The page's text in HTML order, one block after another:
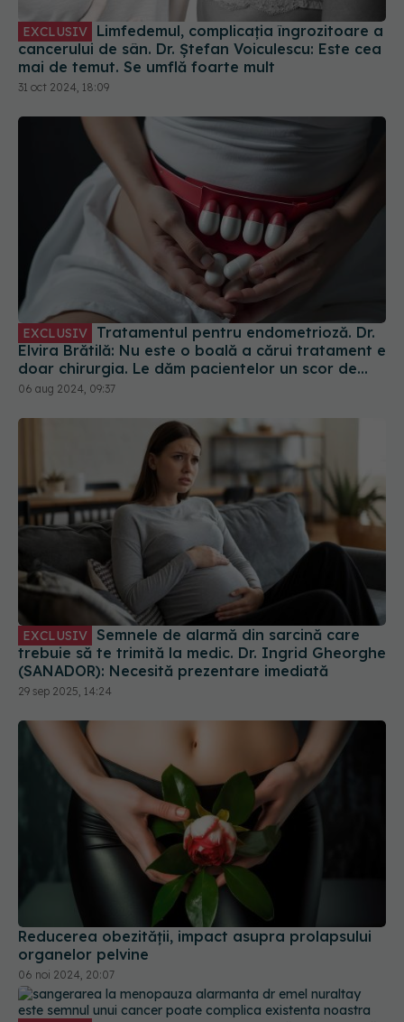
cancerului de sân. Dr. Ștefan Voiculescu: Este cea
mai de temut. Se umflă foarte mult
31 oct 2024, 18:09
EXCLUSIV
Elvira Brătilă: Nu este o boală a cărui tratament e
doar chirurgia. Le dăm pacientelor un scor de
fertilitate
06 aug 2024, 09:37
EXCLUSIV Semnele de alarmă din sarcină care
trebuie să te trimită la medic. Dr. Ingrid Gheorghe
(SANADOR): Necesită prezentare imediată
29 sep 2025, 14:24
Reducerea obezității, impact asupra prolapsului
organelor pelvine
06 noi 2024, 20:07
EXCLUSIV Sângerarea la menopauză, alarmantă.
Dr. Emel Nuraltay: Este semnul unui cancer. Poate